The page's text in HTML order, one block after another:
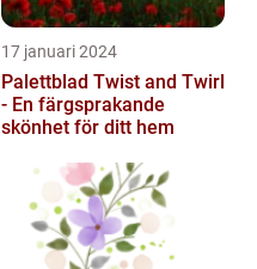
17 januari 2024
Palettblad Twist and Twirl
- En färgsprakande
skönhet för ditt hem